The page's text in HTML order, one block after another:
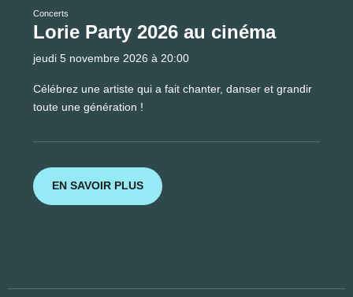
Concerts
Lorie Party 2026 au cinéma
jeudi 5 novembre 2026 à 20:00
Célébrez une artiste qui a fait chanter, danser et grandir
toute une génération !
EN SAVOIR PLUS